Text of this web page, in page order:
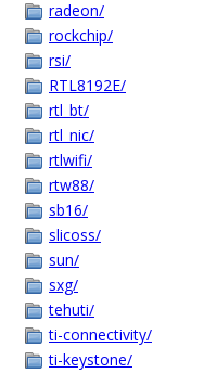
radeon/
rockchip/
rsi/
RTL8192E/
rtl_bt/
rtl_nic/
rtlwifi/
rtw88/
sb16/
slicoss/
sun/
sxg/
tehuti/
ti-connectivity/
ti-keystone/